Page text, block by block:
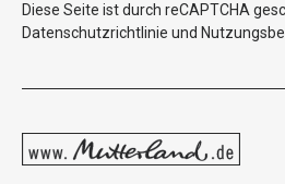
Diese Seite ist durch reCAPTCHA
Datenschutzrichtlinie und